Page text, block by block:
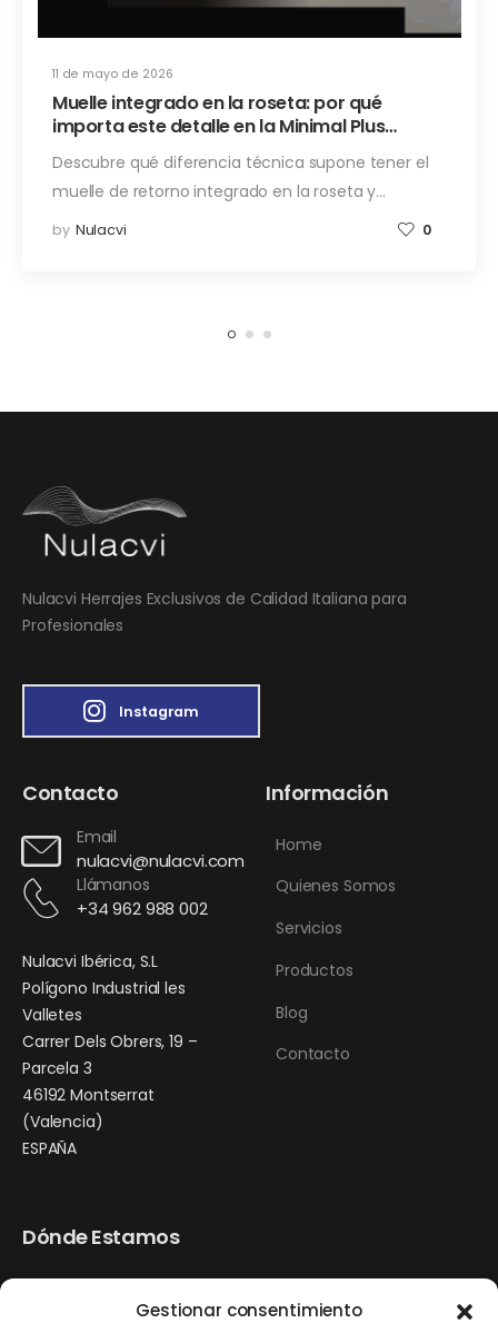
Gestionar consentimiento
11 de mayo de 2026
Muelle integrado en la roseta: por qué
importa este detalle en la Minimal Plus
Descubre qué diferencia técnica supone tener el
muelle de retorno integrado en la roseta y…
by Nulacvi 0
Nulacvi Herrajes Exclusivos de Calidad Italiana para
Profesionales
Instagram
Contacto
Email
nulacvi@nulacvi.com
Llámanos
+34 962 988 002
Nulacvi Ibérica, S.L
Polígono Industrial les
Valletes
Carrer Dels Obrers, 19 –
Parcela 3
46192 Montserrat
(Valencia)
ESPAÑA
Información
Home
Quienes Somos
Servicios
Productos
Blog
Contacto
Dónde Estamos